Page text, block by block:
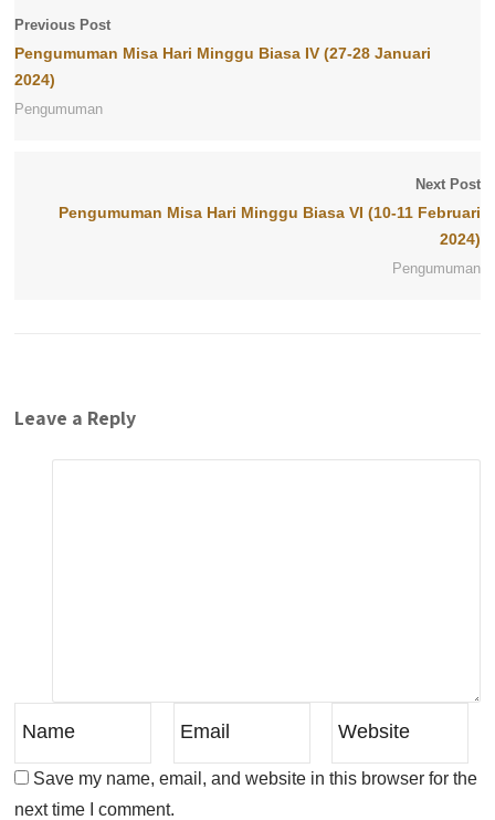
Previous Post
Pengumuman Misa Hari Minggu Biasa IV (27-28 Januari
2024)
Pengumuman
Next Post
Pengumuman Misa Hari Minggu Biasa VI (10-11 Februari
2024)
Pengumuman
Leave a Reply
Save my name, email, and website in this browser for the
next time I comment.